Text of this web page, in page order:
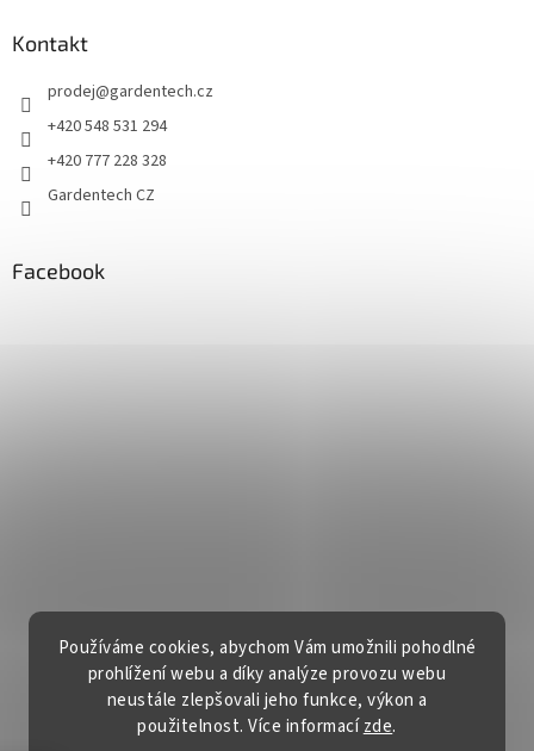
Používáme cookies, abychom Vám umožnili pohodlné
prohlížení webu a díky analýze provozu webu
neustále zlepšovali jeho funkce, výkon a
použitelnost. Více informacízde.
Kontakt
prodej@gardentech.cz
+420 548 531 294
+420 777 228 328
Gardentech CZ
Facebook
Vytvořil Shoptet